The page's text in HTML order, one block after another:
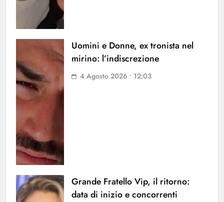
Uomini e Donne, ex tronista nel
mirino: l’indiscrezione
4 Agosto 2026 • 12:03
Grande Fratello Vip, il ritorno:
data di inizio e concorrenti